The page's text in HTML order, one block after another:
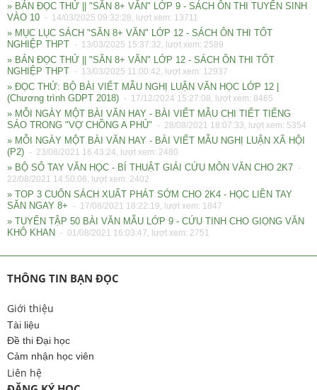
» BẢN ĐỌC THỬ || "SĂN 8+ VĂN" LỚP 9 - SÁCH ÔN THI TUYỂN SINH
VÀO 10 - 14/03/2025 09:32:28, lượt xem: 13711
» MỤC LỤC SÁCH "SĂN 8+ VĂN" LỚP 12 - SÁCH ÔN THI TỐT
NGHIỆP THPT - 13/03/2025 15:37:32, lượt xem: 2589
» BẢN ĐỌC THỬ || "SĂN 8+ VĂN" LỚP 12 - SÁCH ÔN THI TỐT
NGHIỆP THPT - 13/03/2025 11:00:42, lượt xem: 12937
» ĐỌC THỬ: BỘ BÀI VIẾT MẪU NGHỊ LUẬN VĂN HỌC LỚP 12 |
(Chương trình GDPT 2018) - 17/12/2024 15:27:08, lượt xem: 8465
» MỖI NGÀY MỘT BÀI VĂN HAY - BÀI VIẾT MẪU CHI TIẾT TIẾNG
SÁO TRONG "VỢ CHỒNG A PHỦ"
- 28/08/2021 18:07:33, lượt xem: 5354
» MỖI NGÀY MỘT BÀI VĂN HAY - BÀI VIẾT MẪU NGHỊ LUẬN XÃ HỘI
(P2) - 23/08/2021 16:43:24, lượt xem: 2480
» BỘ SỔ TAY VĂN HỌC - BÍ THUẬT GIẢI CỨU MÔN VĂN CHO 2K7 -
22/08/2021 14:50:06, lượt xem: 2402
» TOP 3 CUỐN SÁCH XUẤT PHÁT SỚM CHO 2K4 - HỌC LIỀN TAY
SĂN NGAY 8+
- 17/08/2021 18:22:19, lượt xem: 1847
» TUYỂN TẬP 50 BÀI VĂN MẪU LỚP 9 - CỨU TINH CHO GIỌNG VĂN
KHÔ KHAN
- 01/08/2021 16:03:47, lượt xem: 2751
THÔNG TIN BẠN ĐỌC
Giới thiệu
Tài liệu
Đề thi Đại học
Cảm nhận học viên
Liên hệ